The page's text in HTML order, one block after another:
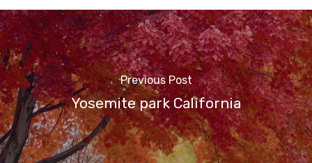
Previous Post
Yosemite park California